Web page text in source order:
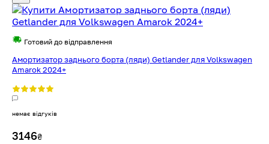
Готовий до відправлення
Амортизатор заднього борта (ляди) Getlander для Volkswagen
Amarok 2024+
немає відгуків
3146₴